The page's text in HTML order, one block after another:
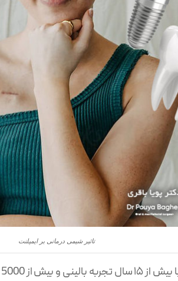
تاثیر شیمی درمانی بر ایمپلنت